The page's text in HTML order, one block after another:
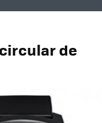
circular de